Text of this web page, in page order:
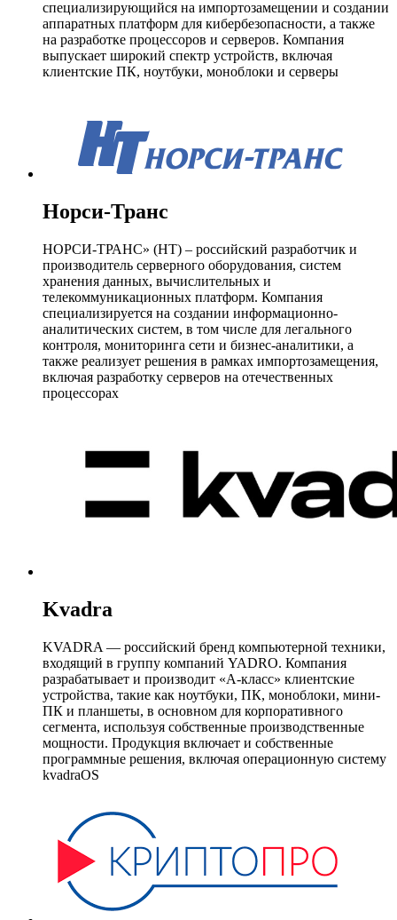
специализирующийся на импортозамещении и создании
аппаратных платформ для кибербезопасности, а также
на разработке процессоров и серверов. Компания
выпускает широкий спектр устройств, включая
клиентские ПК, ноутбуки, моноблоки и серверы
Норси-Транс
НОРСИ-ТРАНС» (НТ) – российский разработчик и
производитель серверного оборудования, систем
хранения данных, вычислительных и
телекоммуникационных платформ. Компания
специализируется на создании информационно-
аналитических систем, в том числе для легального
контроля, мониторинга сети и бизнес-аналитики, а
также реализует решения в рамках импортозамещения,
включая разработку серверов на отечественных
процессорах
Kvadra
KVADRA — российский бренд компьютерной техники,
входящий в группу компаний YADRO. Компания
разрабатывает и производит «А-класс» клиентские
устройства, такие как ноутбуки, ПК, моноблоки, мини-
ПК и планшеты, в основном для корпоративного
сегмента, используя собственные производственные
мощности. Продукция включает и собственные
программные решения, включая операционную систему
kvadraOS